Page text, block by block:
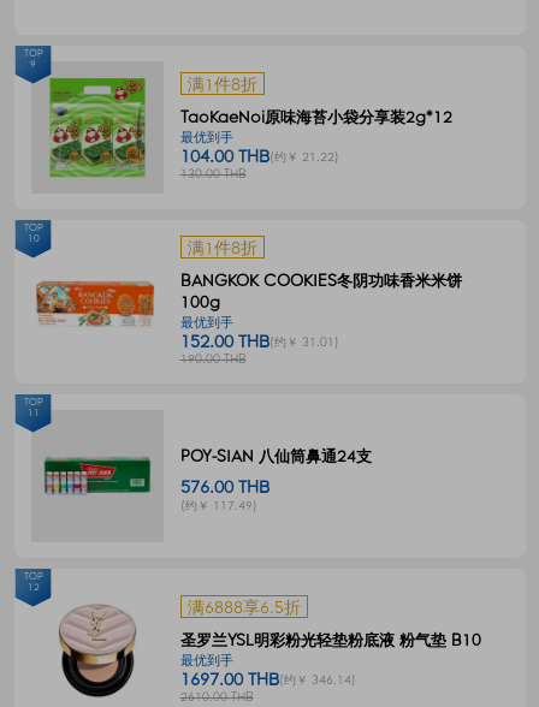
满1件8折
TaoKaeNoi原味海苔小袋分享装2g*12
最优到手
104.00 THB(约￥ 21.22)
130.00 THB
TOP
9
满1件8折
BANGKOK COOKIES冬阴功味香米米饼
100g
最优到手
152.00 THB(约￥ 31.01)
190.00 THB
TOP
10
POY-SIAN 八仙筒鼻通24支
576.00 THB
(约￥ 117.49)
TOP
11
满6888享6.5折
圣罗兰YSL明彩粉光轻垫粉底液 粉气垫 B10
最优到手
1697.00 THB(约￥ 346.14)
2610.00 THB
TOP
12